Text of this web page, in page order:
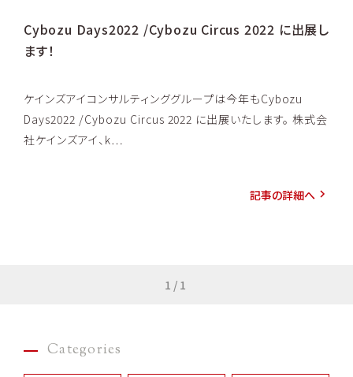
Cybozu Days2022 /Cybozu Circus 2022 に出展し
ます！
ケインズアイコンサルティンググループは今年もCybozu
Days2022 /Cybozu Circus 2022 に出展いたします。 株式会
社ケインズアイ、k…
記事の詳細へ
1/1
Categories